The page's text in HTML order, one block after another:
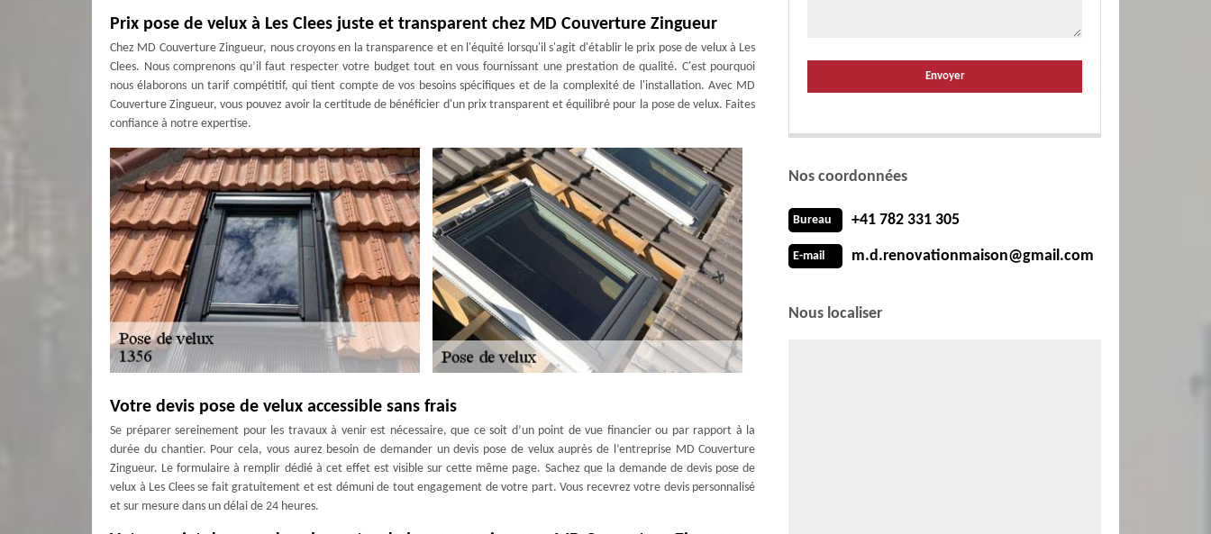
Prix pose de velux à Les Clees juste et transparent chez MD Couverture Zingueur
Chez MD Couverture Zingueur, nous croyons en la transparence et en l'équité lorsqu'il s'agit d'établir le prix pose de velux à Les
Clees. Nous comprenons qu’il faut respecter votre budget tout en vous fournissant une prestation de qualité. C'est pourquoi
nous élaborons un tarif compétitif, qui tient compte de vos besoins spécifiques et de la complexité de l'installation. Avec MD
Couverture Zingueur, vous pouvez avoir la certitude de bénéficier d'un prix transparent et équilibré pour la pose de velux. Faites
confiance à notre expertise.
Votre devis pose de velux accessible sans frais
Se préparer sereinement pour les travaux à venir est nécessaire, que ce soit d’un point de vue financier ou par rapport à la
durée du chantier. Pour cela, vous aurez besoin de demander un devis pose de velux auprès de l’entreprise MD Couverture
Zingueur. Le formulaire à remplir dédié à cet effet est visible sur cette même page. Sachez que la demande de devis pose de
velux à Les Clees se fait gratuitement et est démuni de tout engagement de votre part. Vous recevrez votre devis personnalisé
et sur mesure dans un délai de 24 heures.
Nos coordonnées
Bureau +41 782 331 305
E-mail m.d.renovationmaison@gmail.com
Nous localiser